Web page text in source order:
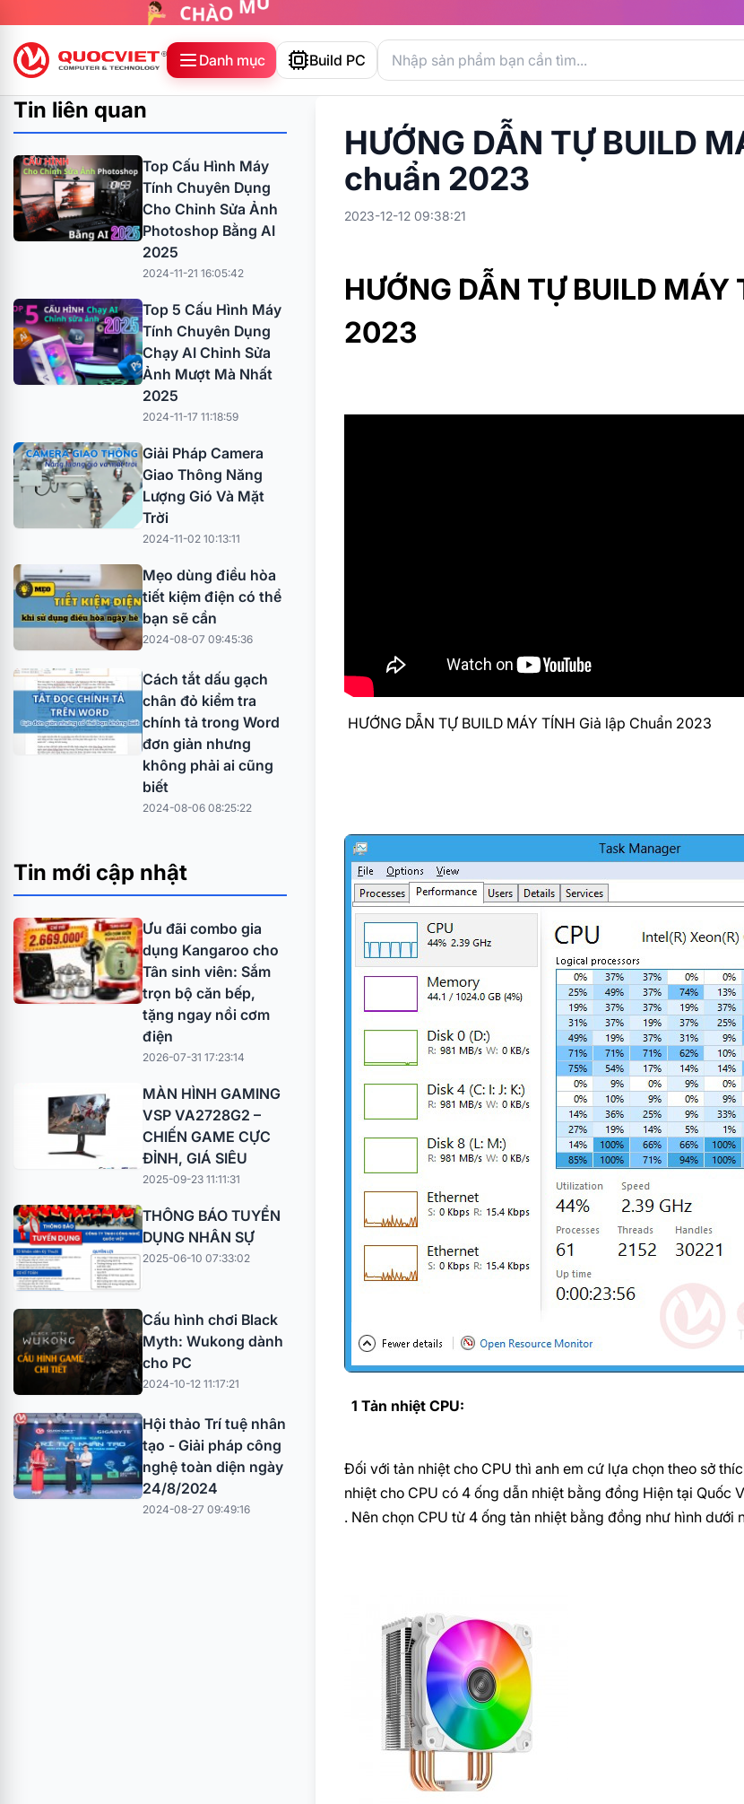
Danh mục Build PC
Tin liên quan
Top Cấu Hình Máy
Tính Chuyên Dụng
Cho Chỉnh Sửa Ảnh
Photoshop Bằng AI
2025
2024-11-21 16:05:42
Top 5 Cấu Hình Máy
Tính Chuyên Dụng
Chạy AI Chỉnh Sửa
Ảnh Mượt Mà Nhất
2025
2024-11-17 11:18:59
Giải Pháp Camera
Giao Thông Năng
Lượng Gió Và Mặt
Trời
2024-11-02 10:13:11
Mẹo dùng điều hòa
tiết kiệm điện có thể
bạn sẽ cần
2024-08-07 09:45:36
Cách tắt dấu gạch
chân đỏ kiểm tra
chính tả trong Word
đơn giản nhưng
không phải ai cũng
biết
2024-08-06 08:25:22
Tin mới cập nhật
Ưu đãi combo gia
dụng Kangaroo cho
Tân sinh viên: Sắm
trọn bộ căn bếp,
tặng ngay nồi cơm
điện
2026-07-31 17:23:14
MÀN HÌNH GAMING
VSP VA2728G2 –
CHIẾN GAME CỰC
ĐỈNH, GIÁ SIÊU
2025-09-23 11:11:31
THÔNG BÁO TUYỂN
DỤNG NHÂN SỰ
2025-06-10 07:33:02
Cấu hình chơi Black
Myth: Wukong dành
cho PC
2024-10-12 11:17:21
Hội thảo Trí tuệ nhân
tạo - Giải pháp công
nghệ toàn diện ngày
24/8/2024
2024-08-27 09:49:16
HƯỚNG DẪN TỰ BUILD
chuẩn 2023
2023-12-12 09:38:21
HƯỚNG DẪN TỰ BUILD
2023
HƯỚNG DẪN TỰ BUILD MÁY TÍNH Giả lập Chuẩn 2023
1 Tản nhiệt CPU:
Đối với tản nhiệt cho CPU thì anh em cứ lựa chọn theo sở
nhiệt cho CPU có 4 ống dẫn nhiệt bằng đồng Hiện tại Quốc
. Nên chọn CPU từ 4 ống tản nhiệt bằng đồng như hình dưới